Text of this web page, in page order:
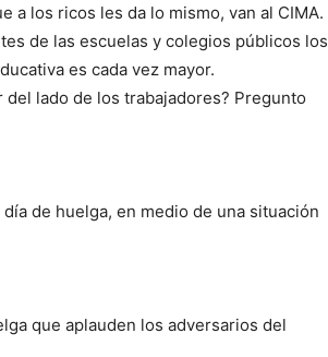
a los ricos les da lo mismo, van al CIMA.
de las escuelas y colegios públicos los
es cada vez mayor.
lado de los trabajadores? Pregunto
de huelga, en medio de una situación
que aplauden los adversarios del